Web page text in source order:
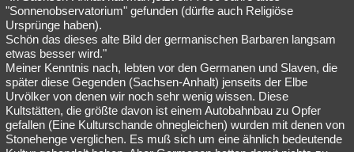
"Sonnenobservatorium" gefunden (dürfte auch Religiöse
Ursprünge haben).
Schön das dieses alte Bild der germanischen Barbaren langsam
etwas besser wird."
Meiner Kenntnis nach, lebten vor den Germanen und Slaven, die
später diese Gegenden (Sachsen-Anhalt) jenseits der Elbe
Urvölker von denen wir noch sehr wenig wissen. Diese
Kultstätten, die größte davon ist einem Autobahnbau zu Opfer
gefallen (Eine Kulturschande ohnegleichen) wurden mit denen von
Stonehenge verglichen. Es muß sich um eine ähnlich bedeutende